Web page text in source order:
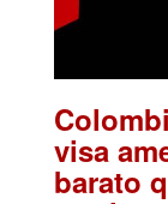
visa
barato